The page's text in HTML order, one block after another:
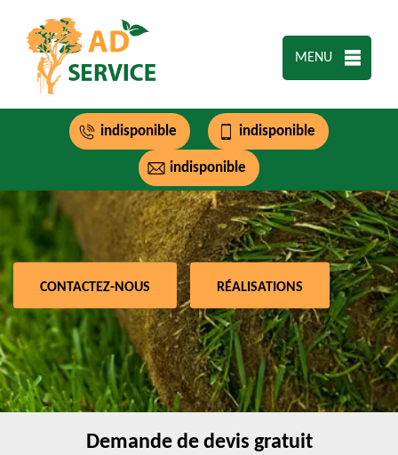
MENU
indisponible indisponible
indisponible
CONTACTEZ-NOUS RÉALISATIONS
Demande de devis gratuit